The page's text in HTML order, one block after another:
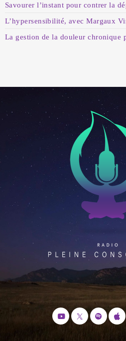
Savourer l’instant pour contrer la
L’hypersensibilité, avec Margaux
La gestion de la douleur chronique